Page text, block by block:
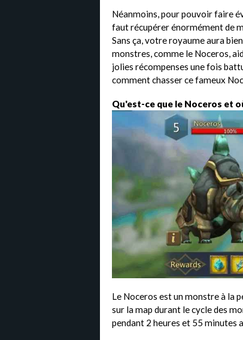
Néanmoins, pour pouvoir faire
faut récupérer énormément de
Sans ça, votre royaume aura
monstres, comme le Noceros,
jolies récompenses une fois
comment chasser ce fameux
Qu'est-ce que le Noceros et
Le Noceros est un monstre à la
sur la map durant le cycle des
pendant 2 heures et 55 minutes